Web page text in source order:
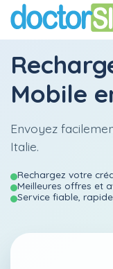
Mobile
Envoyez
Italie.
Rechargez votre
Meilleures offres et
Service fiable,